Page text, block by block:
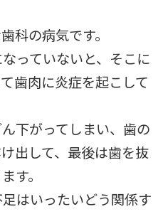
科の病気です。
っていないと、そこに
歯肉に炎症を起こして
下がってしまい、歯の
出して、最後は歯を抜
す。
はいったいどう関係す